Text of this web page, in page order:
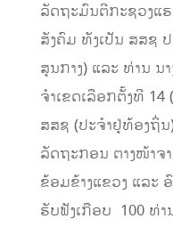
ລັດຖະມົນຕີກະຊວງແ
ສັງຄົມ ທັງເປັນ ສສຊ
ສູນກາງ) ແລະ ທ່ານ
ຈໍາເຂດເລືອກຕັ້ງທີ
ສສຊ (ປະຈໍາຢູ່ທ້ອງຖິ່
ລັດຖະກອນ ຕາງໜ້າຈ
ຂ້ອມຂ້າງແຂວງ ແລະ
ຮັບຟັງເກືອບ 100 ທ່າ